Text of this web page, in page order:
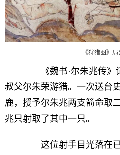
《狩猎图》局
《魏书·尔朱兆传》
叔父尔朱荣游猎。一次送台
鹿，授予尔朱兆两支箭命取
兆只射取了其中一只。
这位射手目光落在已